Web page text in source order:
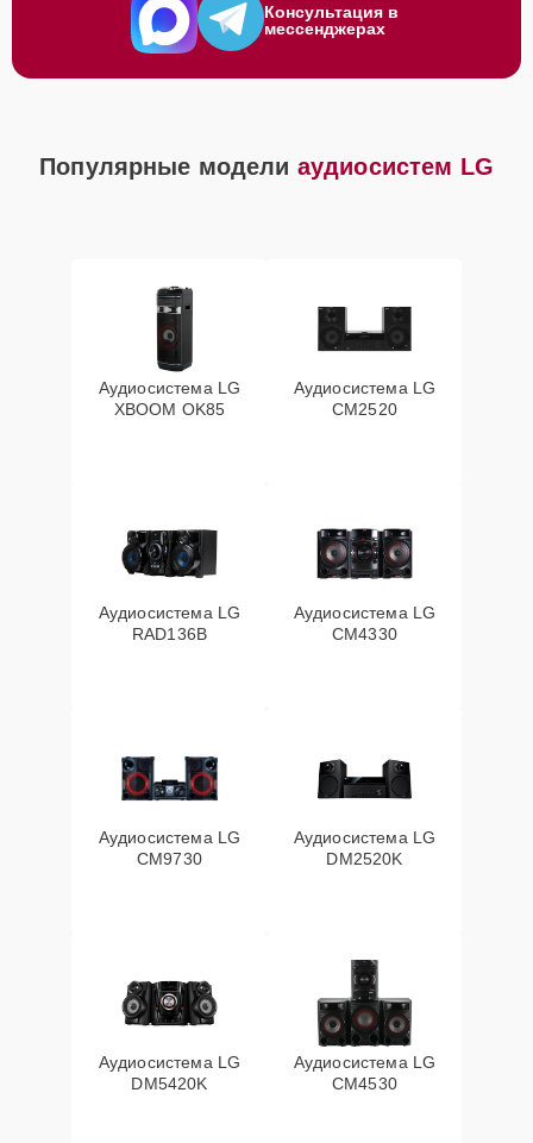
Консультация в
мессенджерах
Популярные модели аудиосистем LG
Аудиосистема LG
XBOOM OK85
Аудиосистема LG
CM2520
Аудиосистема LG
RAD136B
Аудиосистема LG
CM4330
Аудиосистема LG
CM9730
Аудиосистема LG
DM2520K
Аудиосистема LG
DM5420K
Аудиосистема LG
CM4530